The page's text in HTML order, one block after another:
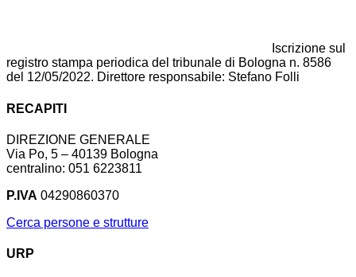
Iscrizione sul
registro stampa periodica del tribunale di Bologna n. 8586
del 12/05/2022. Direttore responsabile: Stefano Folli
RECAPITI
DIREZIONE GENERALE
Via Po, 5 – 40139 Bologna
centralino: 051 6223811
P.IVA 04290860370
Cerca persone e strutture
URP